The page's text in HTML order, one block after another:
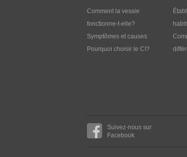
Comment la vessie
fonctionne-t-elle?
Symptômes et causes
Pourquoi choisir le CI?
Suivez-nous sur
Facebook